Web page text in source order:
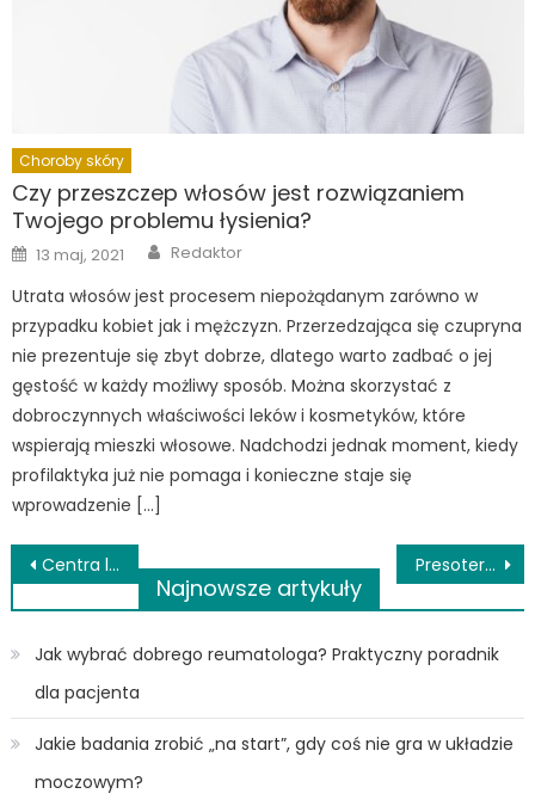
Choroby skóry
Czy przeszczep włosów jest rozwiązaniem
Twojego problemu łysienia?
Posted
on
13 maj, 2021 Author
Redaktor
Utrata włosów jest procesem niepożądanym zarówno w
przypadku kobiet jak i mężczyzn. Przerzedzająca się czupryna
nie prezentuje się zbyt dobrze, dlatego warto zadbać o jej
gęstość w każdy możliwy sposób. Można skorzystać z
dobroczynnych właściwości leków i kosmetyków, które
wspierają mieszki włosowe. Nadchodzi jednak moment, kiedy
profilaktyka już nie pomaga i konieczne staje się
wprowadzenie […]
Nawigacja
wpisu
Centra laserowej korekcji wzroku Presoterapia – czym jest i jakie ma zastosowanie?
Najnowsze artykuły
Jak wybrać dobrego reumatologa? Praktyczny poradnik
dla pacjenta
Jakie badania zrobić „na start”, gdy coś nie gra w układzie
moczowym?